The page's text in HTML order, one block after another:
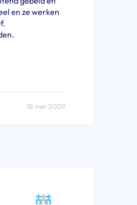
en ze werken
18 mei 2009